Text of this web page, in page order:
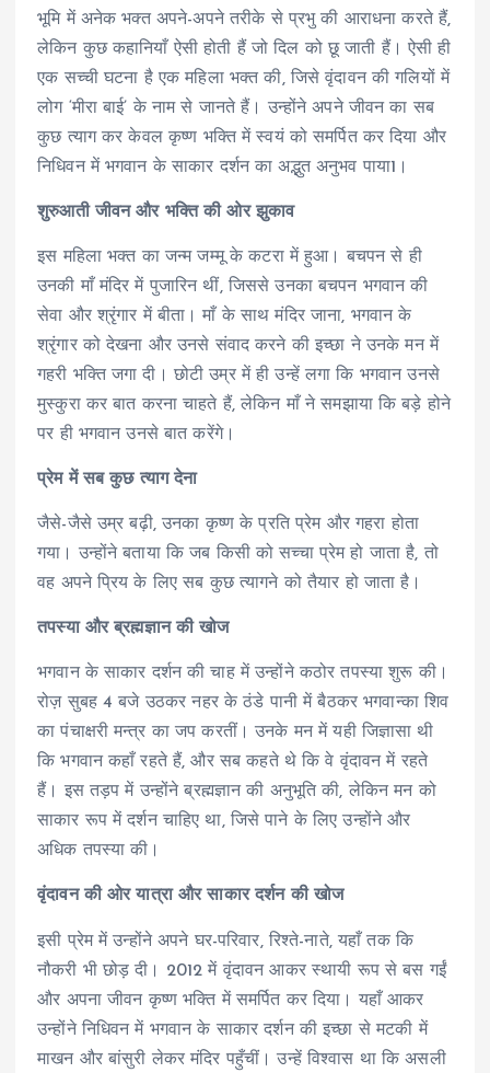
भूमि में अनेक भक्त अपने-अपने तरीके से प्रभु की आराधना करते हैं,
लेकिन कुछ कहानियाँ ऐसी होती हैं जो दिल को छू जाती हैं। ऐसी ही
एक सच्ची घटना है एक महिला भक्त की, जिसे वृंदावन की गलियों में
लोग ‘मीरा बाई’ के नाम से जानते हैं। उन्होंने अपने जीवन का सब
कुछ त्याग कर केवल कृष्ण भक्ति में स्वयं को समर्पित कर दिया और
निधिवन में भगवान के साकार दर्शन का अद्भुत अनुभव पाया1 ।
शुरुआती जीवन और भक्ति की ओर झुकाव
इस महिला भक्त का जन्म जम्मू के कटरा में हुआ। बचपन से ही
उनकी माँ मंदिर में पुजारिन थीं, जिससे उनका बचपन भगवान की
सेवा और श्रृंगार में बीता। माँ के साथ मंदिर जाना, भगवान के
श्रृंगार को देखना और उनसे संवाद करने की इच्छा ने उनके मन में
गहरी भक्ति जगा दी। छोटी उम्र में ही उन्हें लगा कि भगवान उनसे
मुस्कुरा कर बात करना चाहते हैं, लेकिन माँ ने समझाया कि बड़े होने
पर ही भगवान उनसे बात करेंगे।
प्रेम में सब कुछ त्याग देना
जैसे-जैसे उम्र बढ़ी, उनका कृष्ण के प्रति प्रेम और गहरा होता
गया। उन्होंने बताया कि जब किसी को सच्चा प्रेम हो जाता है, तो
वह अपने प्रिय के लिए सब कुछ त्यागने को तैयार हो जाता है।
तपस्या और ब्रह्मज्ञान की खोज
भगवान के साकार दर्शन की चाह में उन्होंने कठोर तपस्या शुरू की।
रोज़ सुबह 4 बजे उठकर नहर के ठंडे पानी में बैठकर भगवान्का शिव
का पंचाक्षरी मन्त्र का जप करतीं। उनके मन में यही जिज्ञासा थी
कि भगवान कहाँ रहते हैं, और सब कहते थे कि वे वृंदावन में रहते
हैं। इस तड़प में उन्होंने ब्रह्मज्ञान की अनुभूति की, लेकिन मन को
साकार रूप में दर्शन चाहिए था, जिसे पाने के लिए उन्होंने और
अधिक तपस्या की।
वृंदावन की ओर यात्रा और साकार दर्शन की खोज
इसी प्रेम में उन्होंने अपने घर-परिवार, रिश्ते-नाते, यहाँ तक कि
नौकरी भी छोड़ दी। 2012 में वृंदावन आकर स्थायी रूप से बस गईं
और अपना जीवन कृष्ण भक्ति में समर्पित कर दिया। यहाँ आकर
उन्होंने निधिवन में भगवान के साकार दर्शन की इच्छा से मटकी में
माखन और बांसुरी लेकर मंदिर पहुँचीं। उन्हें विश्वास था कि असली